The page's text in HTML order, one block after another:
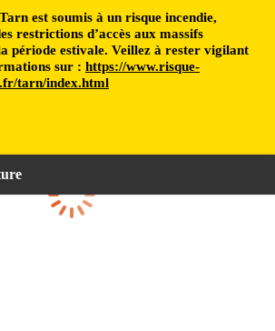
est soumis à un risque incendie,
restrictions d’accès aux massifs
période estivale. Veillez à rester vigilant
sur : https://www.risque-
tarn/index.html
Loading